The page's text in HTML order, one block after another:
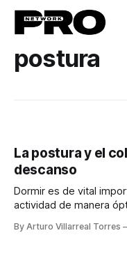
postura
La postura y el
descanso
Dormir es de vital
actividad de manera
que descansamos. El doctor Alejandro Barragán,
By Arturo Villarreal Torres